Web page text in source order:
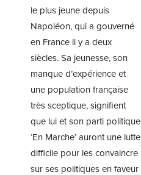
le plus jeune depuis
Napoléon, qui a gouverné
en France il y a deux
siècles. Sa jeunesse, son
manque d’expérience et
une population française
très sceptique, signifient
que lui et son parti politique
‘En Marche’ auront une lutte
difficile pour les convaincre
sur ses politiques en faveur